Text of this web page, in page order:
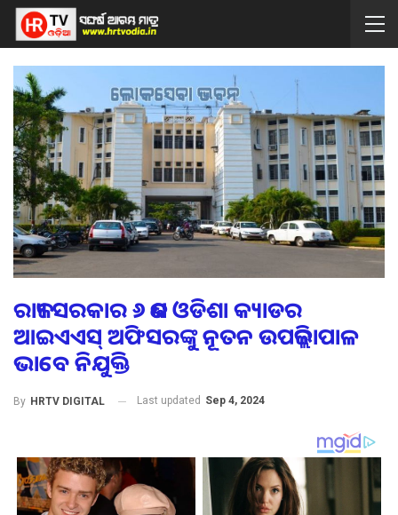
ରାଜ୍ୟ ସରକାର ୬ ଜଣ ଓଡିଶା କ୍ୟାଡର
ଆଇଏଏସ୍ ଅଫିସରଙ୍କୁ ନୂତନ ଉପଜିଲ୍ଲାପାଳ
ଭାବେ ନିଯୁକ୍ତି
By HRTV DIGITAL Last updated Sep 4, 2024